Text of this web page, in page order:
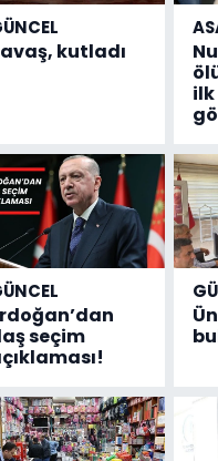
kutladı
seçim